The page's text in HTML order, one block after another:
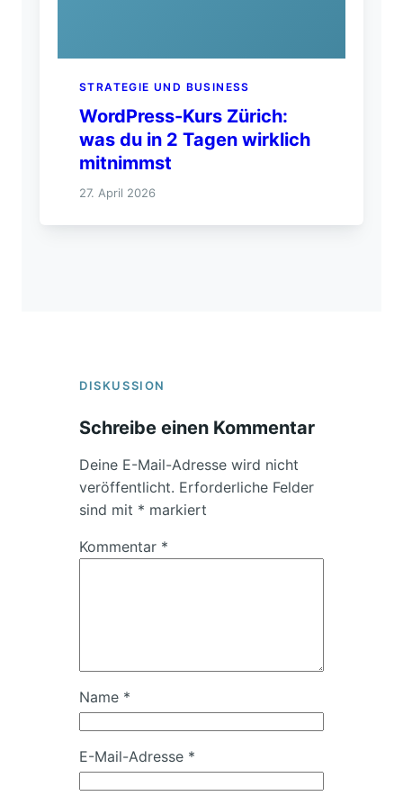
STRATEGIE UND BUSINESS
WordPress-Kurs Zürich:
was du in 2 Tagen wirklich
mitnimmst
27. April 2026
DISKUSSION
Schreibe einen Kommentar
Deine E-Mail-Adresse wird nicht
veröffentlicht. Erforderliche Felder
sind mit * markiert
Kommentar *
Name *
E-Mail-Adresse *